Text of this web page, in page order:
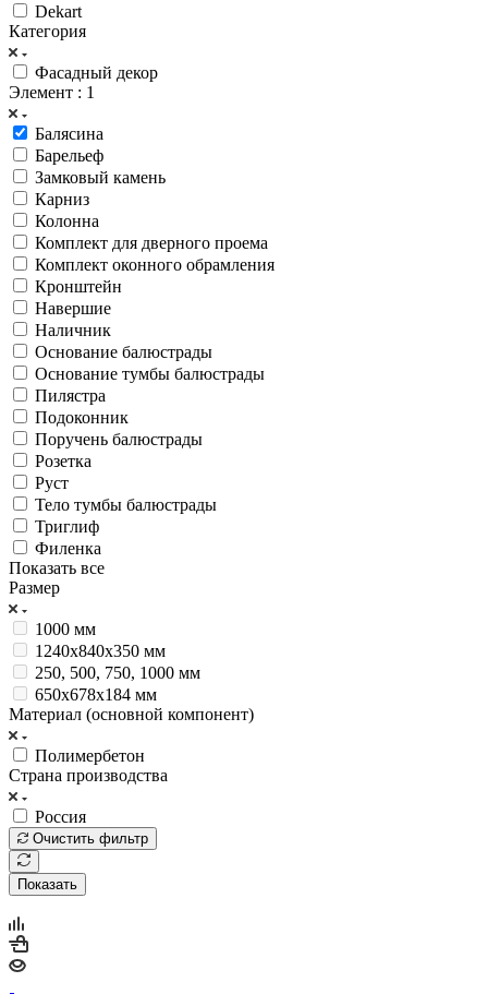
Dekart
Категория
Фасадный декор
Элемент : 1
Балясина
Барельеф
Замковый камень
Карниз
Колонна
Комплект для дверного проема
Комплект оконного обрамления
Кронштейн
Навершие
Наличник
Основание балюстрады
Основание тумбы балюстрады
Пилястра
Подоконник
Поручень балюстрады
Розетка
Руст
Тело тумбы балюстрады
Триглиф
Филенка
Показать все
Размер
1000 мм
1240х840х350 мм
250, 500, 750, 1000 мм
650х678х184 мм
Материал (основной компонент)
Полимербетон
Страна производства
Россия
Очистить фильтр
Показать